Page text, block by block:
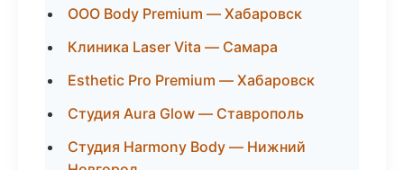
ООО Body Premium — Хабаровск
Клиника Laser Vita — Самара
Esthetic Pro Premium — Хабаровск
Студия Aura Glow — Ставрополь
Студия Harmony Body — Нижний